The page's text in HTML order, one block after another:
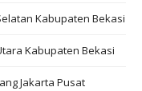
Kabupaten Bekasi
Kabupaten Bekasi
Jakarta Pusat